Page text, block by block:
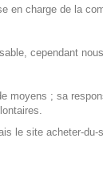
en charge de la
cependant
; sa
le site acheter-